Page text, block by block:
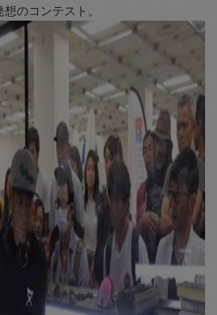
のコンテスト。